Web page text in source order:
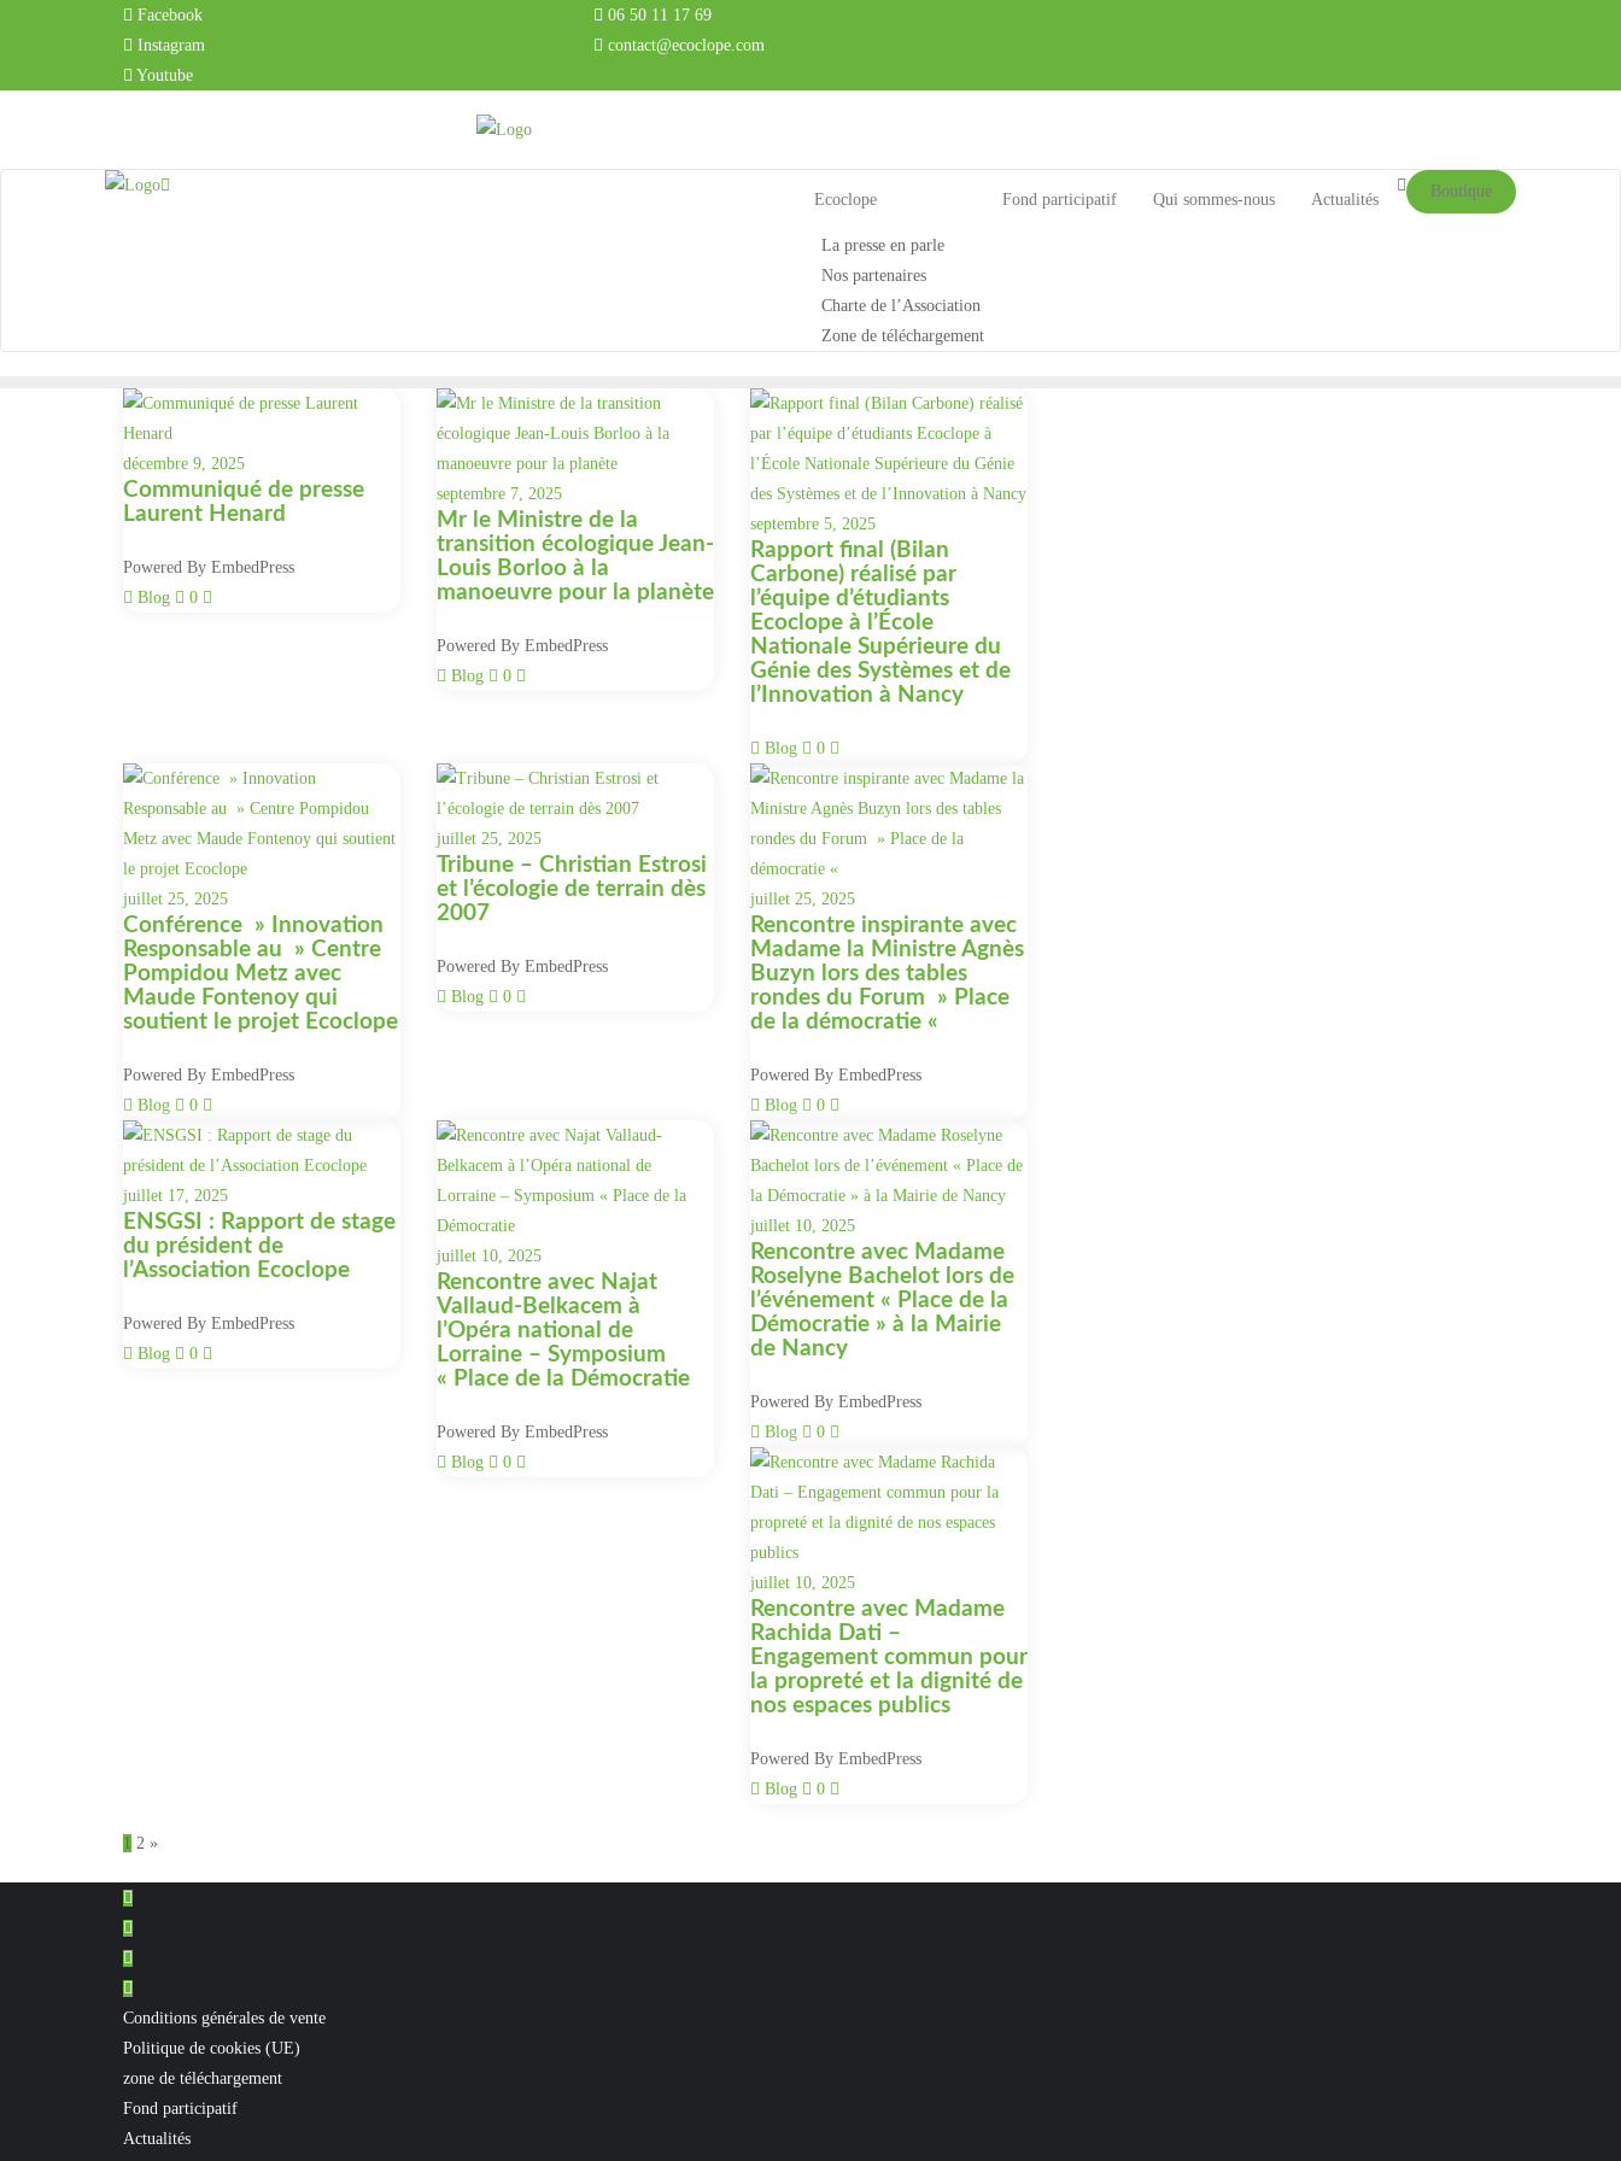
Facebook
Instagram
Youtube
06 50 11 17 69
contact@ecoclope.com
Ecoclope
La presse en parle
Nos partenaires
Charte de l’Association
Zone de téléchargement
Fond participatif Qui sommes-nous Actualités Boutique
décembre 9, 2025
Communiqué de presse
Laurent Henard
Powered By EmbedPress
Blog
0
septembre 7, 2025
Mr le Ministre de la
transition écologique Jean-
Louis Borloo à la
manoeuvre pour la planète
Powered By EmbedPress
Blog
0
septembre 5, 2025
Rapport final (Bilan
Carbone) réalisé par
l’équipe d’étudiants
Ecoclope à l’École
Nationale Supérieure du
Génie des Systèmes et de
l’Innovation à Nancy
Blog 0
juillet 25, 2025
Conférence » Innovation
Responsable au » Centre
Pompidou Metz avec
Maude Fontenoy qui
soutient le projet Ecoclope
Powered By EmbedPress
Blog
0
juillet 25, 2025
Tribune – Christian Estrosi
et l’écologie de terrain dès
2007
Powered By EmbedPress
Blog
0
juillet 25, 2025
Rencontre inspirante avec
Madame la Ministre Agnès
Buzyn lors des tables
rondes du Forum » Place
de la démocratie «
Powered By EmbedPress
Blog
0
juillet 17, 2025
ENSGSI : Rapport de stage
du président de
l’Association Ecoclope
Powered By EmbedPress
Blog
0
juillet 10, 2025
Rencontre avec Najat
Vallaud-Belkacem à
l’Opéra national de
Lorraine – Symposium
« Place de la Démocratie
Powered By EmbedPress
Blog
0
juillet 10, 2025
Rencontre avec Madame
Roselyne Bachelot lors de
l’événement « Place de la
Démocratie » à la Mairie
de Nancy
Powered By EmbedPress
Blog
0
juillet 10, 2025
Rencontre avec Madame
Rachida Dati –
Engagement commun pour
la propreté et la dignité de
nos espaces publics
Powered By EmbedPress
Blog
0
Pagination
des
publications
1 2 »
Conditions générales de vente
Politique de cookies (UE)
zone de téléchargement
Fond participatif
Actualités